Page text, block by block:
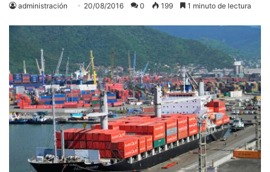
administración 20/08/2016 0 199 1 minuto de lectura